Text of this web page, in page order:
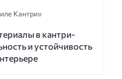
Кантри»
в кантри-
и устойчивость